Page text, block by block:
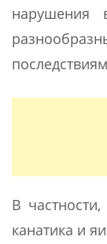
нарушения
В
канатика и